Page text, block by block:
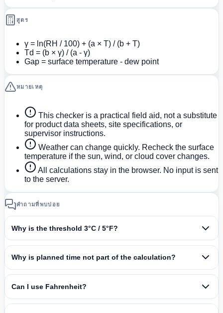
สูตร
γ = ln(RH / 100) + (a × T) / (b + T)
Td = (b × γ) / (a - γ)
Gap = surface temperature - dew point
หมายเหตุ
This checker is a practical field aid, not a substitute
for product data sheets, site specifications, or
supervisor instructions.
Weather can change quickly. Recheck the surface
temperature if the sun, wind, or cloud cover changes.
All calculations stay in the browser. No input is sent
to the server.
คำถามที่พบบ่อย
Why is the threshold 3°C / 5°F?
Why is planned time not part of the calculation?
Can I use Fahrenheit?